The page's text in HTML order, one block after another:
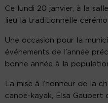
Ce lundi 20 janvier, à la
lieu la traditionnelle
Une occasion pour la
événements de l’année
bonne année à la
La mise à l’honneur de la
canoë-kayak, Elsa Gaubert